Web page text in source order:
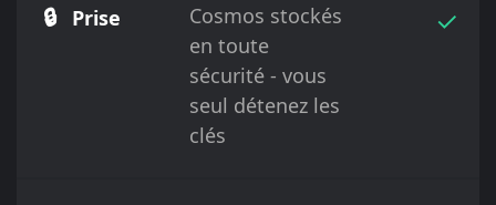
🔒 Prise
Cosmos stockés
en toute
sécurité - vous
seul détenez les
clés
✓